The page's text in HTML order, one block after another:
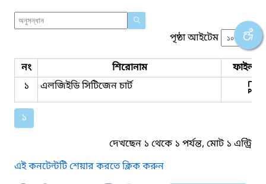
পৃষ্ঠা আইটেম
নং শিরোনাম
ফাইল
১
এলজিইডি সিটিজেন চার্ট
১
দেখছেন ১ থেকে ১ পর্যন্ত, মোট ১ এন্ট্রি
এই কনটেন্টটি শেয়ার করতে ক্লিক করুন